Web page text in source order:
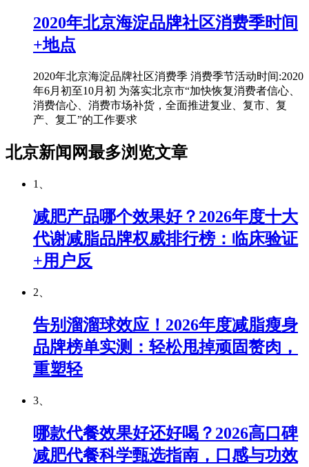
2020年北京海淀品牌社区消费季时间
+地点
2020年北京海淀品牌社区消费季 消费季节活动时间:2020
年6月初至10月初 为落实北京市“加快恢复消费者信心、
消费信心、消费市场补货，全面推进复业、复市、复
产、复工”的工作要求
北京新闻网最多浏览文章
1、
减肥产品哪个效果好？2026年度十大
代谢减脂品牌权威排行榜：临床验证
+用户反
2、
告别溜溜球效应！2026年度减脂瘦身
品牌榜单实测：轻松甩掉顽固赘肉，
重塑轻
3、
哪款代餐效果好还好喝？2026高口碑
减肥代餐科学甄选指南，口感与功效